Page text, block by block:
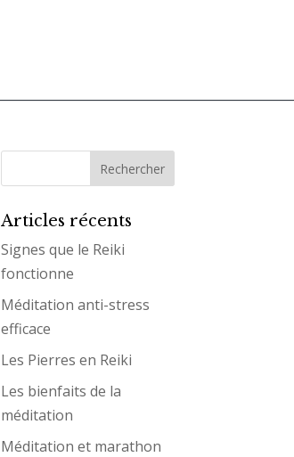
Articles récents
Signes que le Reiki
fonctionne
Méditation anti-stress
efficace
Les Pierres en Reiki
Les bienfaits de la
méditation
Méditation et marathon